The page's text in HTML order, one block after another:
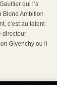
qui l’a
Blond Ambition
c’est au talent
directeur
Givenchy ou il